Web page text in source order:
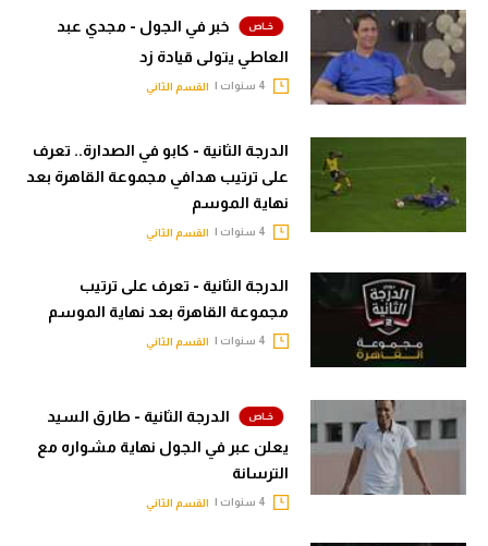
خبر في الجول - مجدي عبد
العاطي يتولى قيادة زد
القسم الثاني
الدرجة الثانية - كابو في الصدارة.. تعرف
على ترتيب هدافي مجموعة القاهرة بعد
نهاية الموسم
القسم الثاني
الدرجة الثانية - تعرف على ترتيب
مجموعة القاهرة بعد نهاية الموسم
القسم الثاني
الدرجة الثانية - طارق السيد
يعلن عبر في الجول نهاية مشواره مع
الترسانة
القسم الثاني